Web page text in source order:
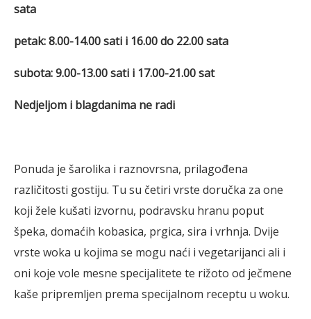
sata
petak: 8.00-14.00 sati i 16.00 do 22.00 sata
subota: 9.00-13.00 sati i 17.00-21.00 sat
Nedjeljom i blagdanima ne radi
Ponuda je šarolika i raznovrsna, prilagođena
različitosti gostiju. Tu su četiri vrste doručka za one
koji žele kušati izvornu, podravsku hranu poput
špeka, domaćih kobasica, prgica, sira i vrhnja. Dvije
vrste woka u kojima se mogu naći i vegetarijanci ali i
oni koje vole mesne specijalitete te rižoto od ječmene
kaše pripremljen prema specijalnom receptu u woku.